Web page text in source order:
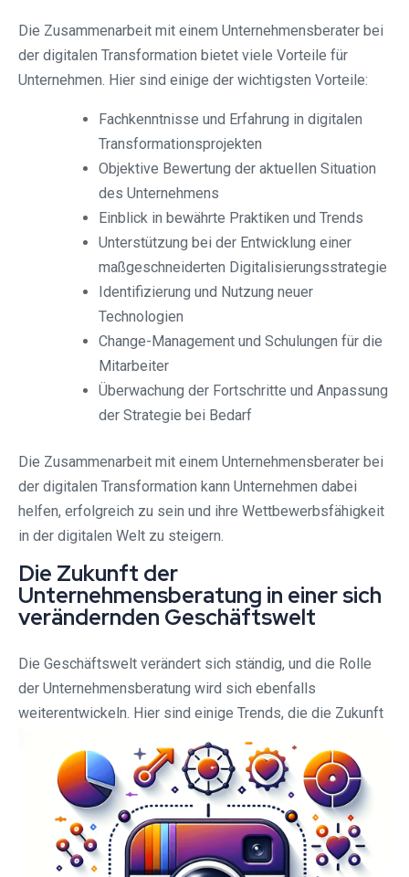
Die Zusammenarbeit mit einem Unternehmensberater bei
der digitalen Transformation bietet viele Vorteile für
Unternehmen. Hier sind einige der wichtigsten Vorteile:
Fachkenntnisse und Erfahrung in digitalen
Transformationsprojekten
Objektive Bewertung der aktuellen Situation
des Unternehmens
Einblick in bewährte Praktiken und Trends
Unterstützung bei der Entwicklung einer
maßgeschneiderten Digitalisierungsstrategie
Identifizierung und Nutzung neuer
Technologien
Change-Management und Schulungen für die
Mitarbeiter
Überwachung der Fortschritte und Anpassung
der Strategie bei Bedarf
Die Zusammenarbeit mit einem Unternehmensberater bei
der digitalen Transformation kann Unternehmen dabei
helfen, erfolgreich zu sein und ihre Wettbewerbsfähigkeit
in der digitalen Welt zu steigern.
Die Zukunft der
Unternehmensberatung in einer sich
verändernden Geschäftswelt
Die Geschäftswelt verändert sich ständig, und die Rolle
der Unternehmensberatung wird sich ebenfalls
weiterentwickeln. Hier sind einige Trends, die die Zukunft